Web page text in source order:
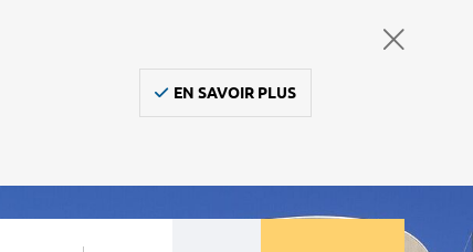
EN SAVOIR PLUS